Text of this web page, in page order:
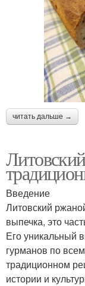
читать дальше →
Введение
Литовский
выпечка, это
Его уникальный
гурманов по
традиционном
истории и